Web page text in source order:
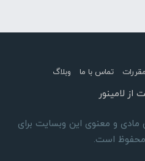
تماس با ما وبلاگ
از لامینور
حقوق مادی و معنوی این وبسایت برای
محفوظ است.